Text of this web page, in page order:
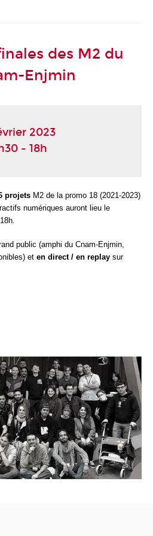
des M2 du
Enjmin
2023
- 18h
projets M2 de la promo 18 (2021-2023)
numériques auront lieu le
public (amphi du Cnam-Enjmin,
et en direct / en replay sur